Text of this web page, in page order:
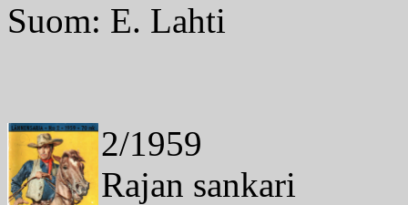
Suom: E. Lahti
2/1959
Rajan sankari